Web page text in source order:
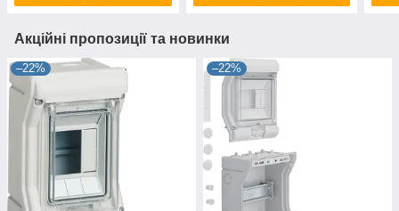
Акційні пропозиції та новинки
–22% –22%